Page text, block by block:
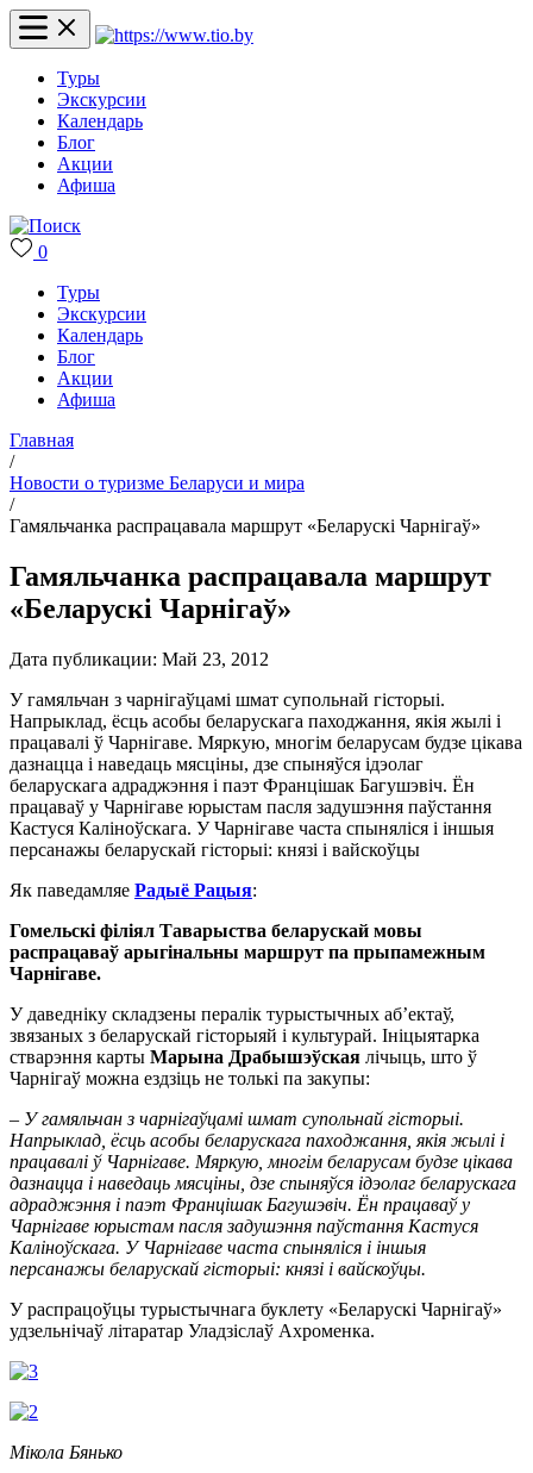
Туры
Экскурсии
Календарь
Блог
Акции
Афиша
0
Туры
Экскурсии
Календарь
Блог
Акции
Афиша
Главная
/
Новости о туризме Беларуси и мира
/
Гамяльчанка распрацавала маршрут «Беларускі Чарнігаў»
Гамяльчанка распрацавала маршрут
«Беларускі Чарнігаў»
Дата публикации: Май 23, 2012
У гамяльчан з чарнігаўцамі шмат супольнай гісторыі.
Напрыклад, ёсць асобы беларускага паходжання, якія жылі і
працавалі ў Чарнігаве. Мяркую, многім беларусам будзе цікава
дазнацца і наведаць мясціны, дзе спыняўся ідэолаг
беларускага адраджэння і паэт Францішак Багушэвіч. Ён
працаваў у Чарнігаве юрыстам пасля задушэння паўстання
Кастуся Каліноўскага. У Чарнігаве часта спыняліся і іншыя
персанажы беларускай гісторыі: князі і вайскоўцы
Як паведамляе Радыё Рацыя:
Гомельскі філіял Таварыства беларускай мовы
распрацаваў арыгінальны маршрут па прыпамежным
Чарнігаве.
У даведніку складзены пералік турыстычных аб’ектаў,
звязаных з беларускай гісторыяй і культурай. Ініцыятарка
стварэння карты Марына Драбышэўская лічыць, што ў
Чарнігаў можна ездзіць не толькі па закупы:
– У гамяльчан з чарнігаўцамі шмат супольнай гісторыі.
Напрыклад, ёсць асобы беларускага паходжання, якія жылі і
працавалі ў Чарнігаве. Мяркую, многім беларусам будзе цікава
дазнацца і наведаць мясціны, дзе спыняўся ідэолаг беларускага
адраджэння і паэт Францішак Багушэвіч. Ён працаваў у
Чарнігаве юрыстам пасля задушэння паўстання Кастуся
Каліноўскага. У Чарнігаве часта спыняліся і іншыя
персанажы беларускай гісторыі: князі і вайскоўцы.
У распрацоўцы турыстычнага буклету «Беларускі Чарнігаў»
удзельнічаў літаратар Уладзіслаў Ахроменка.
Мікола Бянько